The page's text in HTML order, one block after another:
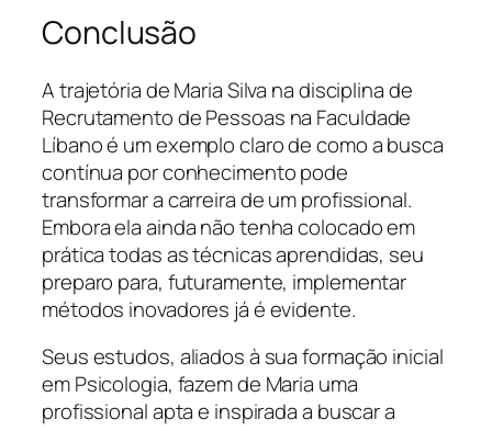
Conclusão
A trajetória de Maria Silva na disciplina de
Recrutamento de Pessoas na Faculdade
Líbano é um exemplo claro de como a busca
contínua por conhecimento pode
transformar a carreira de um profissional.
Embora ela ainda não tenha colocado em
prática todas as técnicas aprendidas, seu
preparo para, futuramente, implementar
métodos inovadores já é evidente.
Seus estudos, aliados à sua formação inicial
em Psicologia, fazem de Maria uma
profissional apta e inspirada a buscar a